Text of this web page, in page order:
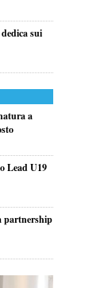
sui
a
Lead U19
partnership